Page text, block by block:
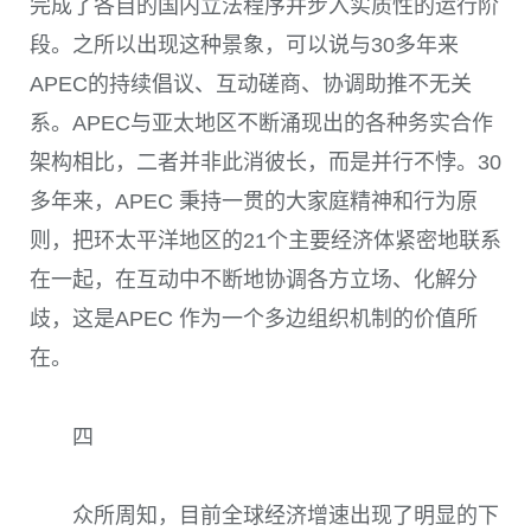
完成了各自的国内立法程序并步入实质性的运行阶
段。之所以出现这种景象，可以说与30多年来
APEC的持续倡议、互动磋商、协调助推不无关
系。 APEC与亚太地区不断涌现出的各种务实合作
架构相比，二者并非此消彼长，而是并行不悖。 30
多年来， APEC 秉持一贯的大家庭精神和行为原
则，把环太平洋地区的21个主要经济体紧密地联系
在一起，在互动中不断地协调各方立场、化解分
歧，这是APEC 作为一个多边组织机制的价值所
在。
四
众所周知，目前全球经济增速出现了明显的下